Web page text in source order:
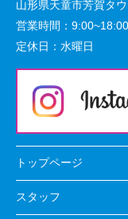
山形県天童市芳賀タ
営業時間： 9:00~18:00
定休日： 水曜日
トップページ
スタッフ